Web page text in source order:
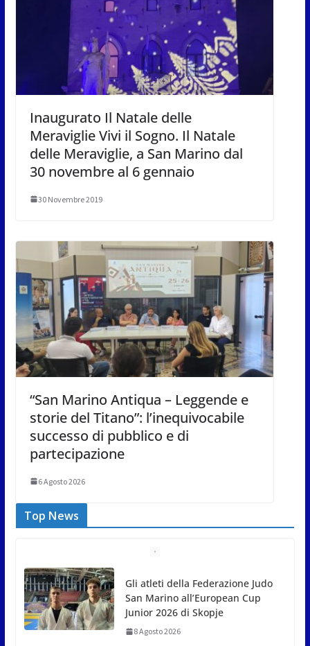
Inaugurato Il Natale delle
Meraviglie Vivi il Sogno. Il Natale
delle Meraviglie, a San Marino dal
30 novembre al 6 gennaio
30 Novembre 2019
“San Marino Antiqua – Leggende e
storie del Titano”: l’inequivocabile
successo di pubblico e di
partecipazione
6 Agosto 2026
Top News
Gli atleti della Federazione Judo
San Marino all’European Cup
Junior 2026 di Skopje
8 Agosto 2026